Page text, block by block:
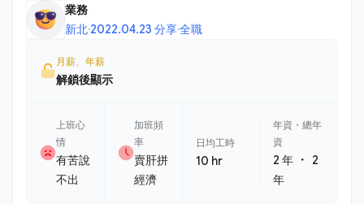
業務
新北·2022.04.23 分享·全職
月薪、年薪
解鎖後顯示
上班心
情
有苦說
不出
加班頻
率
賣肝拼
經濟
日均工時
10 hr
年資・總年
資
2 年 ・
2
年